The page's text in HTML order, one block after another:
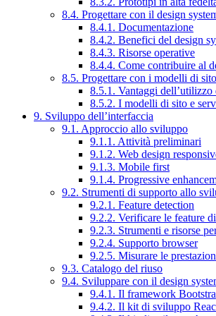
8.4. Progettare con il design
8.4.1. Documentazione
8.4.2. Benefici del design
8.4.3. Risorse operative
8.4.4. Come contribuire al
8.5. Progettare con i modelli di
8.5.1. Vantaggi dell’utilizzo
8.5.2. I modelli di sito e
9. Sviluppo dell’interfaccia
9.1. Approccio allo sviluppo
9.1.1. Attività preliminari
9.1.2. Web design
9.1.3. Mobile first
9.1.4. Progressive
9.2. Strumenti di supporto allo
9.2.1. Feature detection
9.2.2. Verificare le feature
9.2.3. Strumenti e risorse
9.2.4. Supporto browser
9.2.5. Misurare le
9.3. Catalogo del riuso
9.4. Sviluppare con il design
9.4.1. Il framework
9.4.2. Il kit di sviluppo